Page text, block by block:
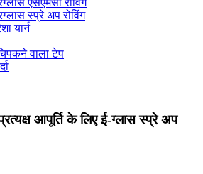
एसएमसी रोविंग
स्प्रे अप रोविंग
यार्न
वाला टेप
आपूर्ति के लिए ई-ग्लास स्प्रे अप